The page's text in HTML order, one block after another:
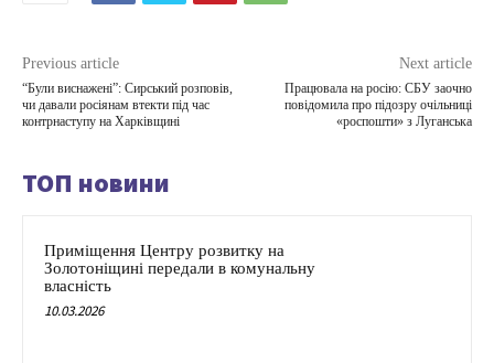
Previous article
“Були виснажені”: Сирський розповів,
чи давали росіянам втекти під час
контрнаступу на Харківщині
Next article
Працювала на росію: СБУ заочно
повідомила про підозру очільниці
«роспошти» з Луганська
ТОП новини
Приміщення Центру розвитку на
Золотоніщині передали в комунальну
власність
10.03.2026